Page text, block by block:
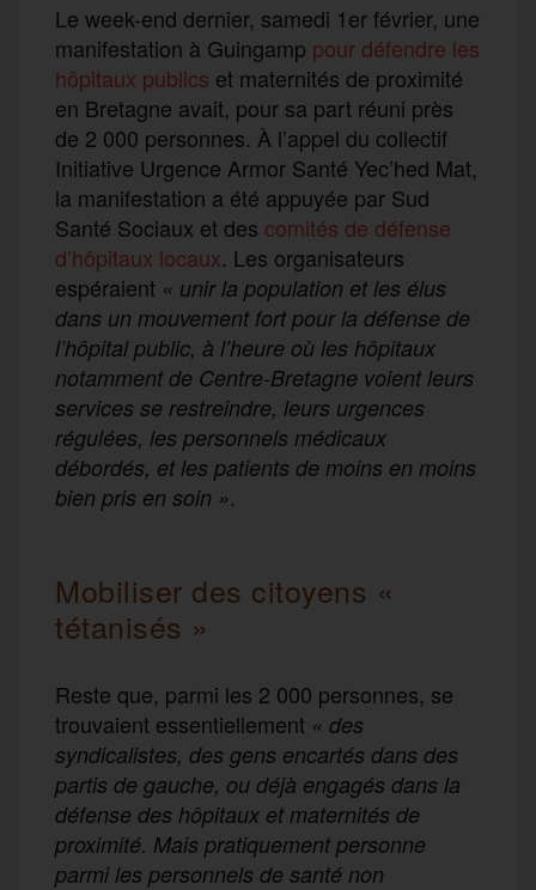
Le week-end dernier, samedi 1er février, une
manifestation à Guingamp pour défendre les
hôpitaux publics et maternités de proximité
en Bretagne avait, pour sa part réuni près
de 2 000 personnes. À l’appel du collectif
Initiative Urgence Armor Santé Yec’hed Mat,
la manifestation a été appuyée par Sud
Santé Sociaux et des comités de défense
d’hôpitaux locaux. Les organisateurs
espéraient « unir la population et les élus
dans un mouvement fort pour la défense de
l’hôpital public, à l’heure où les hôpitaux
notamment de Centre-Bretagne voient leurs
services se restreindre, leurs urgences
régulées, les personnels médicaux
débordés, et les patients de moins en moins
bien pris en soin ».
Mobiliser des citoyens «
tétanisés »
Reste que, parmi les 2 000 personnes, se
trouvaient essentiellement « des
syndicalistes, des gens encartés dans des
partis de gauche, ou déjà engagés dans la
défense des hôpitaux et maternités de
proximité. Mais pratiquement personne
parmi les personnels de santé non